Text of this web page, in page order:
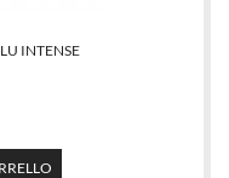
INTENSE